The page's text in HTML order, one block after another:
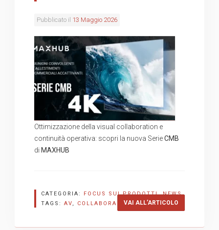
Pubblicato il 13 Maggio 2026
Ottimizzazione della visual collaboration e
continuità operativa: scopri la nuova SerieCMB
di MAXHUB
VAI ALL’ARTICOLO
CATEGORIA: FOCUS SUI PRODOTTI,NEWS
TAGS: AV COLLABORAZIONE,MAXHUB